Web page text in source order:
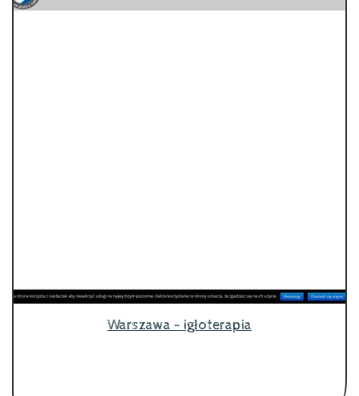
Warszawa - igłoterapia